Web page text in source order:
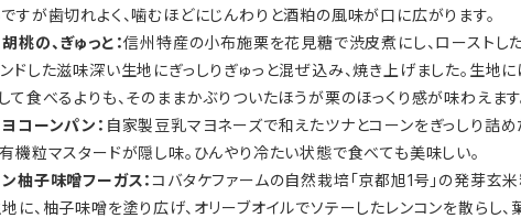
すが歯切れよく、噛むほどにじんわりと酒粕の風味が口に広がります。
桃の、ぎゅっと：信州特産の小布施栗を花見糖で渋皮煮にし、ローストし
ドした滋味深い生地にぎっしりぎゅっと混ぜ込み、焼き上げました。生地
て食べるよりも、そのままかぶりついたほうが栗のほっくり感が味わえます
コーンパン： 自家製豆乳マヨネーズで和えたツナとコーンをぎっしり詰め
機粒マスタードが隠し味。ひんやり冷たい状態で食べても美味しい。
柚子味噌フーガス：コバタケファームの自然栽培「京都旭1号」の発芽玄
に、柚子味噌を塗り広げ、オリーブオイルでソテーしたレンコンを散らし